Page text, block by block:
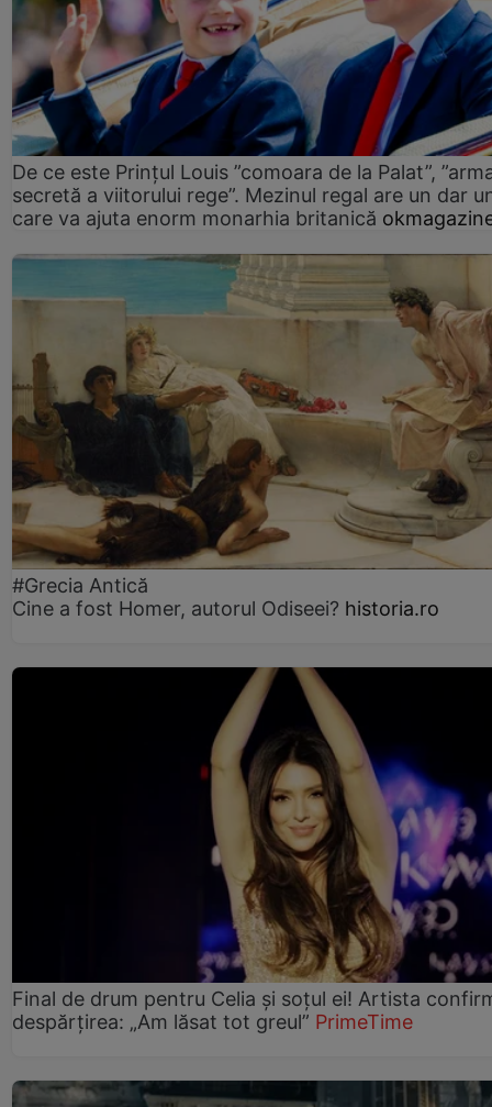
De ce este Prințul Louis ”comoara de la Palat”,
secretă a viitorului rege”. Mezinul regal are un dar
care va ajuta enorm monarhia britanică
#Grecia Antică
Cine a fost Homer, autorul Odiseei? historia.ro
Final de drum pentru Celia și soțul ei! Artista
despărțirea: „Am lăsat tot greul” PrimeTime